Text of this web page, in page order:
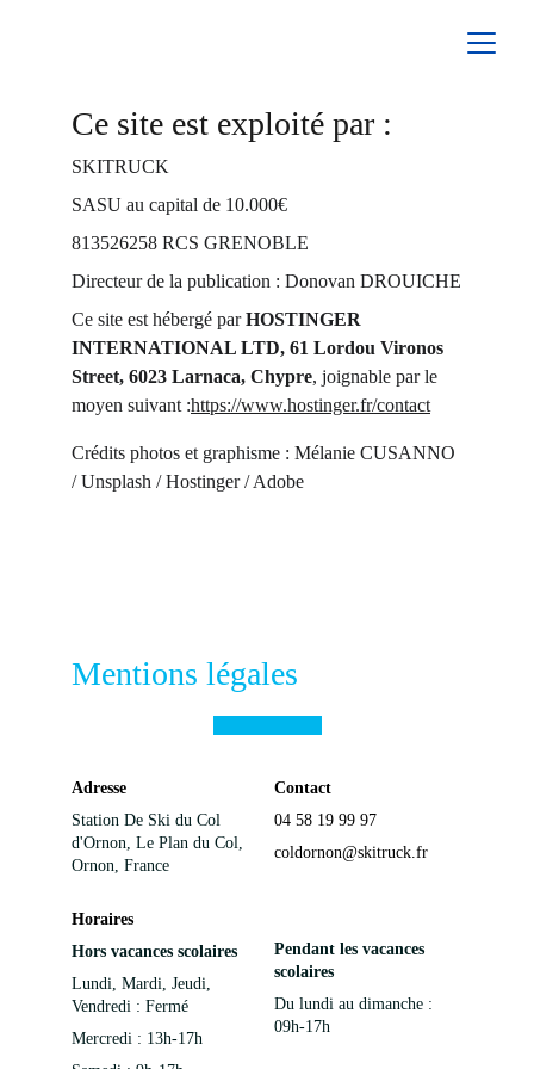
Ce site est exploité par :
SKITRUCK
SASU au capital de 10.000€
813526258 RCS GRENOBLE
Directeur de la publication : Donovan DROUICHE
Ce site est hébergé par HOSTINGER
INTERNATIONAL LTD, 61 Lordou Vironos
Street, 6023 Larnaca, Chypre, joignable par le
moyen suivant :https://www.hostinger.fr/contact
Crédits photos et graphisme : Mélanie CUSANNO
/ Unsplash / Hostinger / Adobe
Mentions légales
Adresse
Station De Ski du Col
d'Ornon, Le Plan du Col,
Ornon, France
Contact
04 58 19 99 97
coldornon@skitruck.fr
Horaires
Hors vacances scolaires
Lundi, Mardi, Jeudi,
Vendredi : Fermé
Mercredi : 13h-17h
Pendant les vacances
scolaires
Du lundi au dimanche :
09h-17h